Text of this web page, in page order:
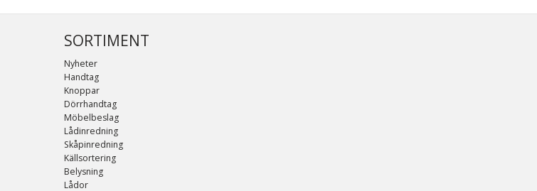
SORTIMENT
Nyheter
Handtag
Knoppar
Dörrhandtag
Möbelbeslag
Lådinredning
Skåpinredning
Källsortering
Belysning
Lådor